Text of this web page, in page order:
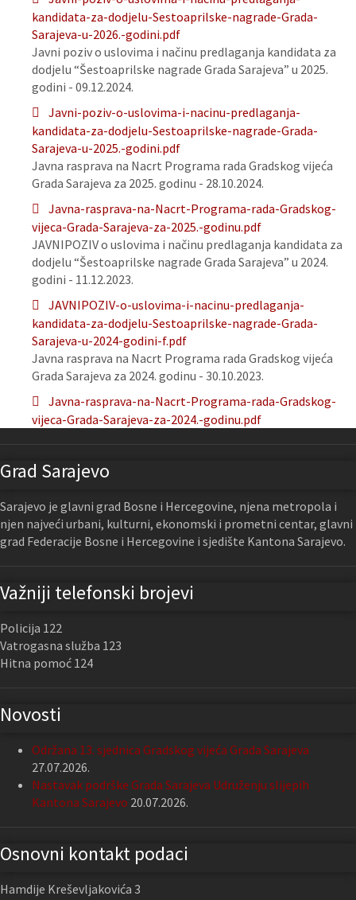
kandidata-za-dodjelu-Sestoaprilske-nagrade-Grada-
Sarajeva-u-2026.-godini.pdf
Javni poziv o uslovima i načinu predlaganja kandidata za
dodjelu “Šestoaprilske nagrade Grada Sarajeva” u 2025.
godini - 09.12.2024.
Javni-poziv-o-uslovima-i-nacinu-predlaganja-
kandidata-za-dodjelu-Sestoaprilske-nagrade-Grada-
Sarajeva-u-2025.-godini.pdf
Javna rasprava na Nacrt Programa rada Gradskog vijeća
Grada Sarajeva za 2025. godinu - 28.10.2024.
Javna-rasprava-na-Nacrt-Programa-rada-Gradskog-
vijeca-Grada-Sarajeva-za-2025.-godinu.pdf
JAVNIPOZIV o uslovima i načinu predlaganja kandidata za
dodjelu “Šestoaprilske nagrade Grada Sarajeva” u 2024.
godini - 11.12.2023.
JAVNIPOZIV-o-uslovima-i-nacinu-predlaganja-
kandidata-za-dodjelu-Sestoaprilske-nagrade-Grada-
Sarajeva-u-2024-godini-f.pdf
Javna rasprava na Nacrt Programa rada Gradskog vijeća
Grada Sarajeva za 2024. godinu - 30.10.2023.
Javna-rasprava-na-Nacrt-Programa-rada-Gradskog-
vijeca-Grada-Sarajeva-za-2024.-godinu.pdf
Grad Sarajevo
Sarajevo je glavni grad Bosne i Hercegovine, njena metropola i
njen najveći urbani, kulturni, ekonomski i prometni centar, glavni
grad Federacije Bosne i Hercegovine i sjedište Kantona Sarajevo.
Važniji telefonski brojevi
Policija 122
Vatrogasna služba 123
Hitna pomoć 124
Novosti
Održana 13. sjednica Gradskog vijeća Grada Sarajeva
27.07.2026.
Nastavak podrške Grada Sarajeva Udruženju slijepih
Kantona Sarajevo 20.07.2026.
Osnovni kontakt podaci
Hamdije Kreševljakovića 3